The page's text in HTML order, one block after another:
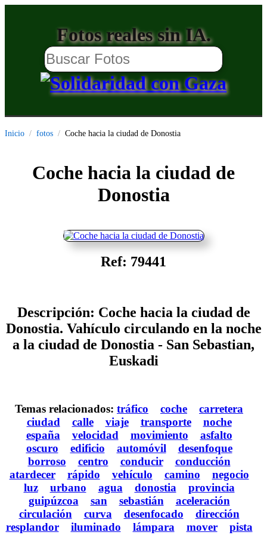
Fotos reales sin IA.
Inicio fotos Coche hacia la ciudad de Donostia
Coche hacia la ciudad de
Donostia
Ref: 79441
Descripción: Coche hacia la ciudad de
Donostia. Vahículo circulando en la noche
a la ciudad de Donostia - San Sebastian,
Euskadi
Temas relacionados: tráfico coche
carretera
ciudad
calle viaje transporte
noche
españa
velocidad movimiento
asfalto
oscuro
edificio automóvil
desenfoque
borroso
centro conducir
conducción
atardecer
rápido vehículo camino
negocio
luz
urbano agua donostia
provincia
guipúzcoa
san sebastián
aceleración
circulación
curva desenfocado
dirección
resplandor
iluminado lámpara mover
pista